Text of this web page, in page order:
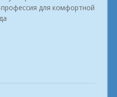
для комфортной